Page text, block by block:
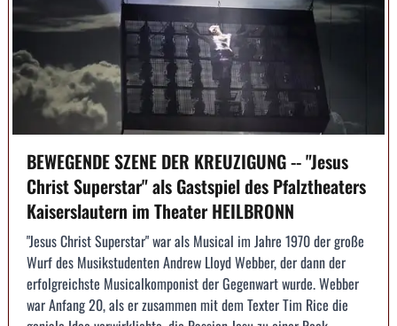
BEWEGENDE SZENE DER KREUZIGUNG -- "Jesus
Christ Superstar" als Gastspiel des Pfalztheaters
Kaiserslautern im Theater HEILBRONN
"Jesus Christ Superstar" war als Musical im Jahre 1970 der große
Wurf des Musikstudenten Andrew Lloyd Webber, der dann der
erfolgreichste Musicalkomponist der Gegenwart wurde. Webber
war Anfang 20, als er zusammen mit dem Texter Tim Rice die